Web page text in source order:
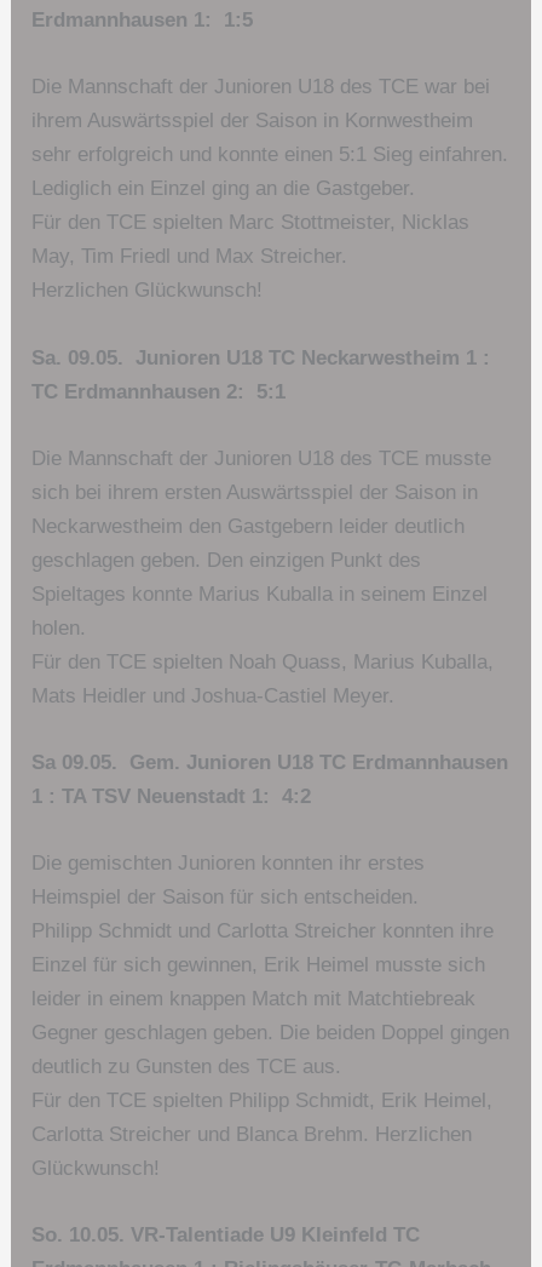
Erdmannhausen 1: 1:5
Die Mannschaft der Junioren U18 des TCE war bei
ihrem Auswärtsspiel der Saison in Kornwestheim
sehr erfolgreich und konnte einen 5:1 Sieg einfahren.
Lediglich ein Einzel ging an die Gastgeber.
Für den TCE spielten Marc Stottmeister, Nicklas
May, Tim Friedl und Max Streicher.
Herzlichen Glückwunsch!
Sa. 09.05. Junioren U18 TC Neckarwestheim 1 :
TC Erdmannhausen 2: 5:1
Die Mannschaft der Junioren U18 des TCE musste
sich bei ihrem ersten Auswärtsspiel der Saison in
Neckarwestheim den Gastgebern leider deutlich
geschlagen geben. Den einzigen Punkt des
Spieltages konnte Marius Kuballa in seinem Einzel
holen.
Für den TCE spielten Noah Quass, Marius Kuballa,
Mats Heidler und Joshua-Castiel Meyer.
Sa 09.05. Gem. Junioren U18 TC Erdmannhausen
1 : TA TSV Neuenstadt 1: 4:2
Die gemischten Junioren konnten ihr erstes
Heimspiel der Saison für sich entscheiden.
Philipp Schmidt und Carlotta Streicher konnten ihre
Einzel für sich gewinnen, Erik Heimel musste sich
leider in einem knappen Match mit Matchtiebreak
Gegner geschlagen geben. Die beiden Doppel gingen
deutlich zu Gunsten des TCE aus.
Für den TCE spielten Philipp Schmidt, Erik Heimel,
Carlotta Streicher und Blanca Brehm. Herzlichen
Glückwunsch!
So. 10.05. VR-Talentiade U9 Kleinfeld TC